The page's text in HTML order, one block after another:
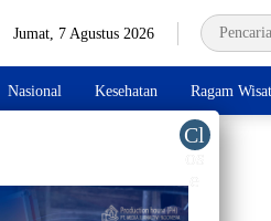
Jumat, 7 Agustus 2026
Nasional Kesehatan Ragam